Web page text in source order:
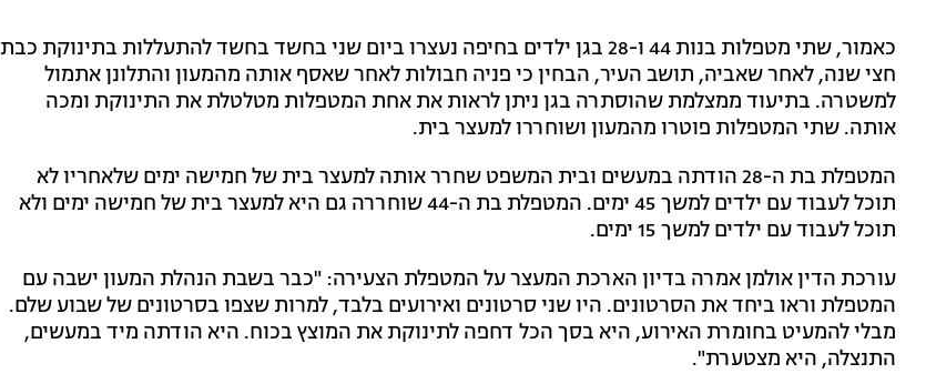
כאמור, שתי מטפלות בנות 44 ו-28 בגן ילדים בחיפה נעצרו ביום שני בחשד בחשד להתעללות בתינוקת כבת
חצי שנה, לאחר שאביה, תושב העיר, הבחין כי פניה חבולות לאחר שאסף אותה מהמעון והתלונן אתמול
למשטרה. בתיעוד ממצלמת שהוסתרה בגן ניתן לראות את אחת המטפלות מטלטלת את התינוקת ומכה
אותה. שתי המטפלות פוטרו מהמעון ושוחררו למעצר בית.
המטפלת בת ה-28 הודתה במעשים ובית המשפט שחרר אותה למעצר בית של חמישה ימים שלאחריו לא
תוכל לעבוד עם ילדים למשך 45 ימים. המטפלת בת ה-44 שוחררה גם היא למעצר בית של חמישה ימים ולא
תוכל לעבוד עם ילדים למשך 15 ימים.
עורכת הדין אולמן אמרה בדיון הארכת המעצר על המטפלת הצעירה: "כבר בשבת הנהלת המעון ישבה עם
המטפלת וראו ביחד את הסרטונים. היו שני סרטונים ואירועים בלבד, למרות שצפו בסרטונים של שבוע שלם.
מבלי להמעיט בחומרת האירוע, היא בסך הכל דחפה לתינוקת את המוצץ בכוח. היא הודתה מיד במעשים,
התנצלה, היא מצטערת".